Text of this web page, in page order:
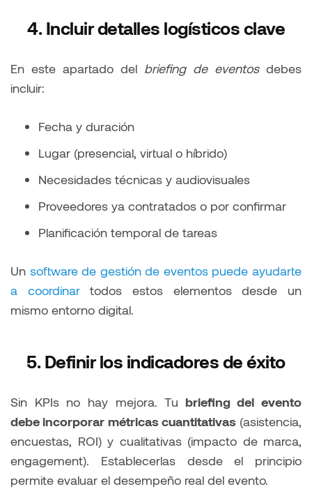
4. Incluir detalles logísticos clave
En este apartado del briefing de eventosdebes
incluir:
Fecha y duración
Lugar (presencial, virtual o híbrido)
Necesidades técnicas y audiovisuales
Proveedores ya contratados o por confirmar
Planificación temporal de tareas
Un software de gestión de eventos puede ayudarte
a coordinartodos estos elementos desde un
mismo entorno digital.
5. Definir los indicadores de éxito
Sin KPIs no hay mejora. Tu briefing del evento
debe incorporar métricas cuantitativas (asistencia,
encuestas, ROI) y cualitativas (impacto de marca,
engagement). Establecerlas desde el principio
permite evaluar el desempeño real del evento.